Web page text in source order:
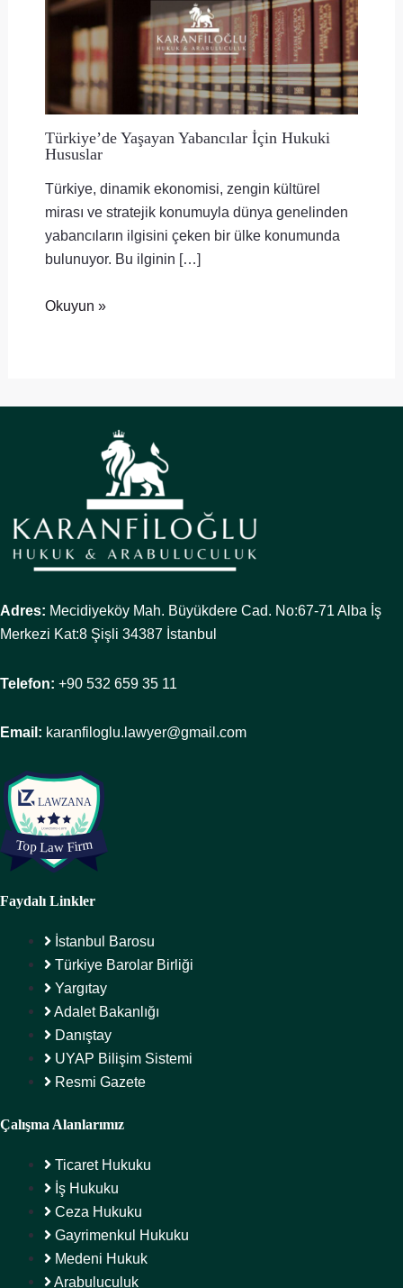
Türkiye’de Yaşayan Yabancılar İçin Hukuki
Hususlar
Türkiye, dinamik ekonomisi, zengin kültürel
mirası ve stratejik konumuyla dünya genelinden
yabancıların ilgisini çeken bir ülke konumunda
bulunuyor. Bu ilginin […]
Okuyun »
Adres: Mecidiyeköy Mah. Büyükdere Cad. No:67-71 Alba İş
Merkezi Kat:8 Şişli 34387 İstanbul
Telefon: +90 532 659 35 11
Email: karanfiloglu.lawyer@gmail.com
Faydalı Linkler
İstanbul Barosu
Türkiye Barolar Birliği
Yargıtay
Adalet Bakanlığı
Danıştay
UYAP Bilişim Sistemi
Resmi Gazete
Çalışma Alanlarımız
Ticaret Hukuku
İş Hukuku
Ceza Hukuku
Gayrimenkul Hukuku
Medeni Hukuk
Arabuluculuk